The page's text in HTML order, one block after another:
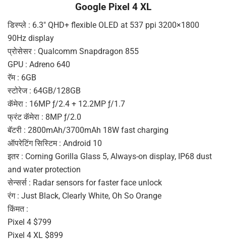
Google Pixel 4 XL
डिस्प्ले : 6.3″ QHD+ flexible OLED at 537 ppi 3200×1800
90Hz display
प्रोसेसर : Qualcomm Snapdragon 855
GPU : Adreno 640
रॅम : 6GB
स्टोरेज : 64GB/128GB
कॅमेरा : 16MP ƒ/2.4 + 12.2MP ƒ/1.7
फ्रंट कॅमेरा : 8MP ƒ/2.0
बॅटरी : 2800mAh/3700mAh 18W fast charging
ऑपरेटिंग सिस्टिम : Android 10
इतर : Corning Gorilla Glass 5, Always-on display, IP68 dust
and water protection
सेन्सर्स : Radar sensors for faster face unlock
रंग : Just Black, Clearly White, Oh So Orange
किंमत :
Pixel 4 $799
Pixel 4 XL $899